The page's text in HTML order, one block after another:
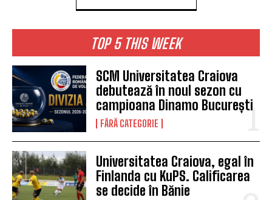
TOP 5 THIS WEEK
SCM Universitatea Craiova
debutează în noul sezon cu
campioana Dinamo București
FĂRĂ CATEGORIE
Universitatea Craiova, egal în
Finlanda cu KuPS. Calificarea
se decide în Bănie